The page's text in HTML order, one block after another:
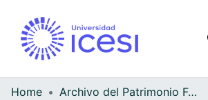
Home
Archivo del Patrimonio Fotográfico y Fílmico del Valle del Cauca